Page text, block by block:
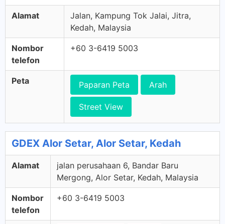
Alamat
Jalan, Kampung Tok Jalai, Jitra,
Kedah, Malaysia
Nombor
telefon
+60 3-6419 5003
Peta Paparan Peta Arah
Street View
GDEX Alor Setar, Alor Setar, Kedah
Alamat
jalan perusahaan 6, Bandar Baru
Mergong, Alor Setar, Kedah, Malaysia
Nombor
telefon
+60 3-6419 5003